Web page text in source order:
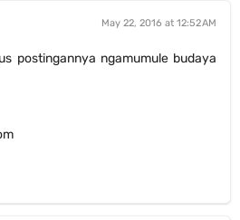
May 22, 2016 at 12:52 AM
postingannya ngamumule budaya